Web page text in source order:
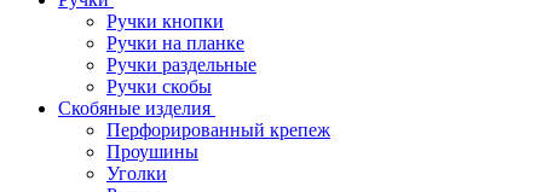
Ручки кнопки
Ручки на планке
Ручки раздельные
Ручки скобы
Скобяные изделия
Перфорированный крепеж
Проушины
Уголки